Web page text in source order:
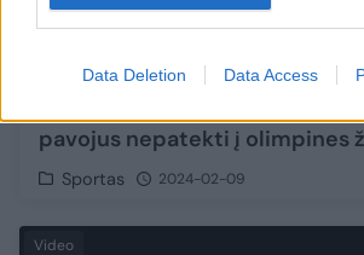
Data Deletion Data Access
pavojus nepatekti į olimpines
Sportas 2024-02-09
Video